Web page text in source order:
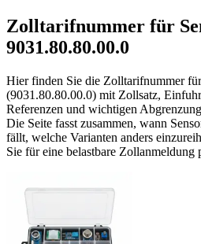
Zolltarifnummer für
9031.80.80.00.0
Hier finden Sie die Zolltarifnummer
(9031.80.80.00.0) mit Zollsatz,
Referenzen und wichtigen
Die Seite fasst zusammen, wann
fällt, welche Varianten anders
Sie für eine belastbare Zollanmeldung